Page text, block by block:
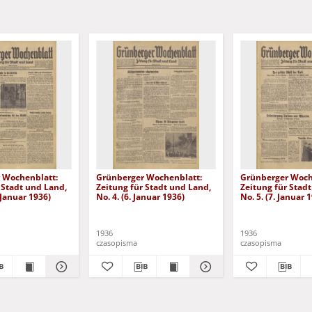
und Land,
1936)
Grünberger Wochenblatt:
Zeitung für Stadt und Land,
No. 4. (6. Januar 1936)
1936
czasopisma
Grünberger
Zeitung für
No. 5. (7. Januar
1936
czasopisma